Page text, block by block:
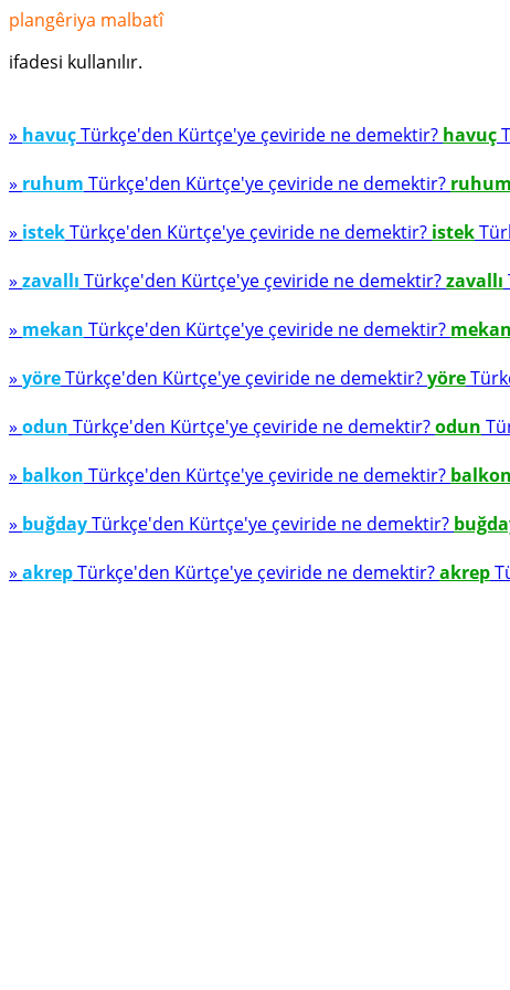
plangêriya malbatî
ifadesi kullanılır.
» havuçTürkçe'den Kürtçe'ye çeviride ne demektir? havuç
» ruhum Türkçe'den Kürtçe'ye çeviride ne demektir? ruhum
» istekTürkçe'den Kürtçe'ye çeviride ne demektir? istek
» zavallı Türkçe'den Kürtçe'ye çeviride ne demektir?zavallı
» mekan Türkçe'den Kürtçe'ye çeviride ne demektir? mekan
» yöreTürkçe'den Kürtçe'ye çeviride ne demektir?yöre
» odun Türkçe'den Kürtçe'ye çeviride ne demektir?odun
» balkon Türkçe'den Kürtçe'ye çeviride ne demektir? balkon
» buğdayTürkçe'den Kürtçe'ye çeviride ne demektir?
» akrepTürkçe'den Kürtçe'ye çeviride ne demektir?akrep